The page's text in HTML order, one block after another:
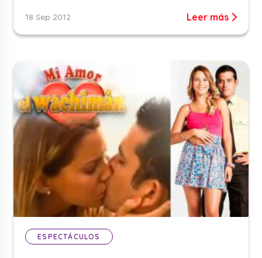
18 Sep 2012 Leer más
ESPECTÁCULOS